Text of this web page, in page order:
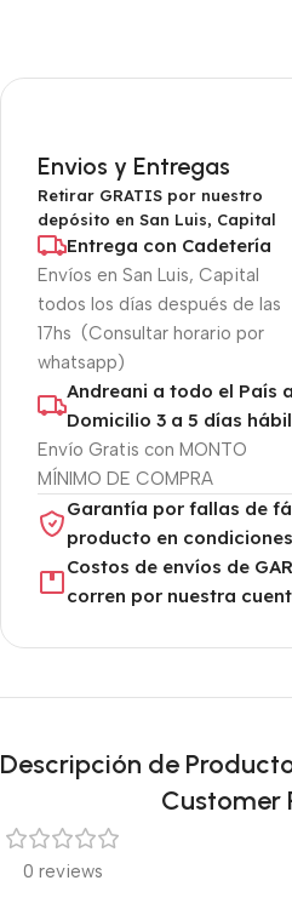
Envios y Entregas
Retirar GRATIS por nuestro
depósito en San Luis, Capital
Entrega con Cadetería
Envíos en San Luis, Capital
todos los días después de las
17hs (Consultar horario por
whatsapp)
Andreani a todo el País a
Domicilio 3 a 5 días
Envío Gratis con MONTO
MÍNIMO DE COMPRA
Garantía por fallas de
producto en
Costos de envíos de
corren por nuestra
Descripción de
Customer
0 reviews